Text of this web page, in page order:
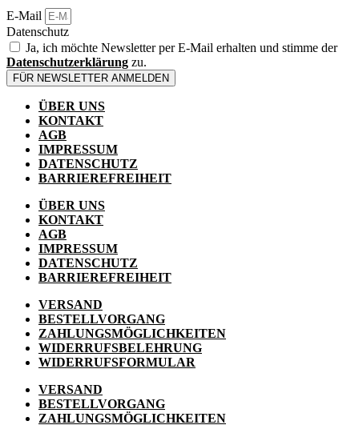
E-Mail
Datenschutz
Ja, ich möchte Newsletter per E-Mail erhalten und stimme der
Datenschutzerklärung zu.
FÜR NEWSLETTER ANMELDEN
ÜBER UNS
KONTAKT
AGB
IMPRESSUM
DATENSCHUTZ
BARRIEREFREIHEIT
ÜBER UNS
KONTAKT
AGB
IMPRESSUM
DATENSCHUTZ
BARRIEREFREIHEIT
VERSAND
BESTELLVORGANG
ZAHLUNGSMÖGLICHKEITEN
WIDERRUFSBELEHRUNG
WIDERRUFSFORMULAR
VERSAND
BESTELLVORGANG
ZAHLUNGSMÖGLICHKEITEN